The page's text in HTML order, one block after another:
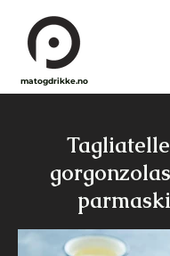
matogdrikke.no